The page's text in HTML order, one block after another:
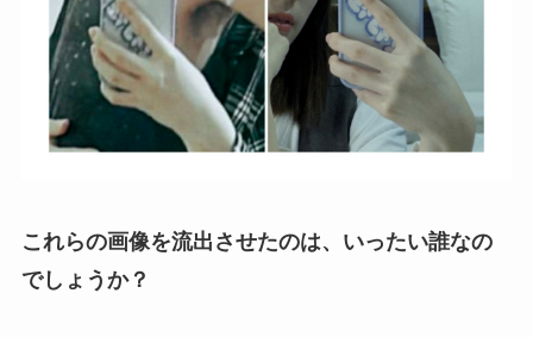
これらの画像を流出させたのは、いったい誰なの
でしょうか？